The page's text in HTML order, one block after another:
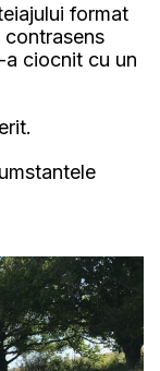
format
contrasens
a ciocnit cu un